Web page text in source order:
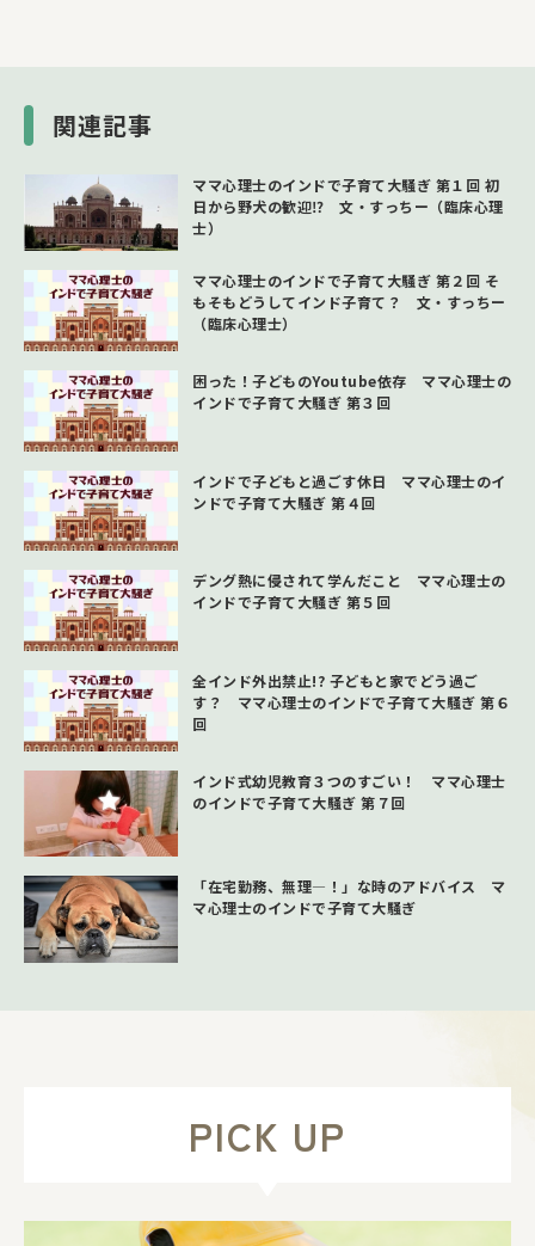
関連記事
ママ心理士のインドで子育て大騒ぎ 第１回 初
日から野犬の歓迎⁉ 文・すっちー（臨床心理
士）
ママ心理士のインドで子育て大騒ぎ 第２回 そ
もそもどうしてインド子育て？ 文・すっちー
（臨床心理士）
困った！子どものYoutube依存 ママ心理士の
インドで子育て大騒ぎ 第３回
インドで子どもと過ごす休日 ママ心理士のイ
ンドで子育て大騒ぎ 第４回
デング熱に侵されて学んだこと ママ心理士の
インドで子育て大騒ぎ 第５回
全インド外出禁止!? 子どもと家でどう過ご
す？ ママ心理士のインドで子育て大騒ぎ 第６
回
インド式幼児教育３つのすごい！ ママ心理士
のインドで子育て大騒ぎ 第７回
「在宅勤務、無理―！」な時のアドバイス マ
マ心理士のインドで子育て大騒ぎ
PICK UP